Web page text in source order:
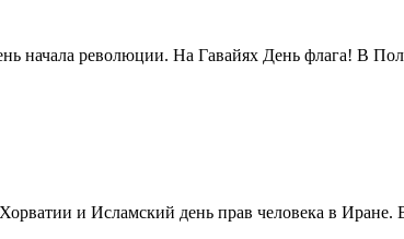
начала революции. На Гавайях День флага! В
Хорватии и Исламский день прав человека в